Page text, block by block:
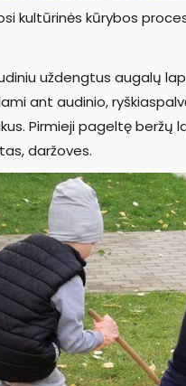
kultūrinės kūrybos
uždengtus augalų
ant audinio,
Pirmieji pageltę beržų
daržoves.